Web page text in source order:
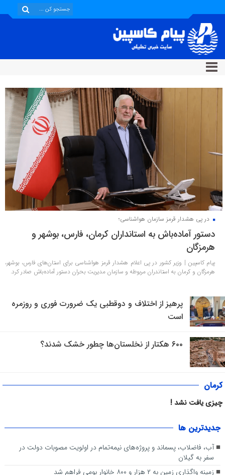
در پی هشدار قرمز سازمان هواشناسی؛
دستور آماده‌باش به استانداران کرمان، فارس، بوشهر و
هرمزگان
پیام کاسپین | وزیر کشور در پی اعلام هشدار قرمز هواشناسی برای استان‌های فارس، بوشهر،
هرمزگان و کرمان به استاندران مربوطه و سازمان مدیریت بحران دستور آماده‌باش صادر کرد.
پرهیز از اختلاف و دوقطبی‌ یک ضرورت فوری و روزمره
است
۶۰۰ هکتار از نخلستان‌ها چطور خشک شدند؟
کرمان
چیزی یافت نشد !
جديدترين ها
آب، فاضلاب، پسماند و پروژه‌های نیمه‌تمام در اولویت مصوبات دولت در
سفر به گیلان
زمینه واگذاری زمین به ۲ هزار و ۸۰۰ خانوار بومی فراهم شد